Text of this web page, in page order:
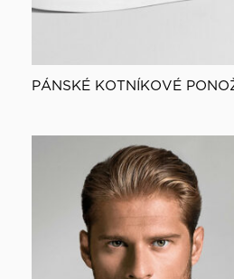
PÁNSKÉ KOTNÍKOVÉ